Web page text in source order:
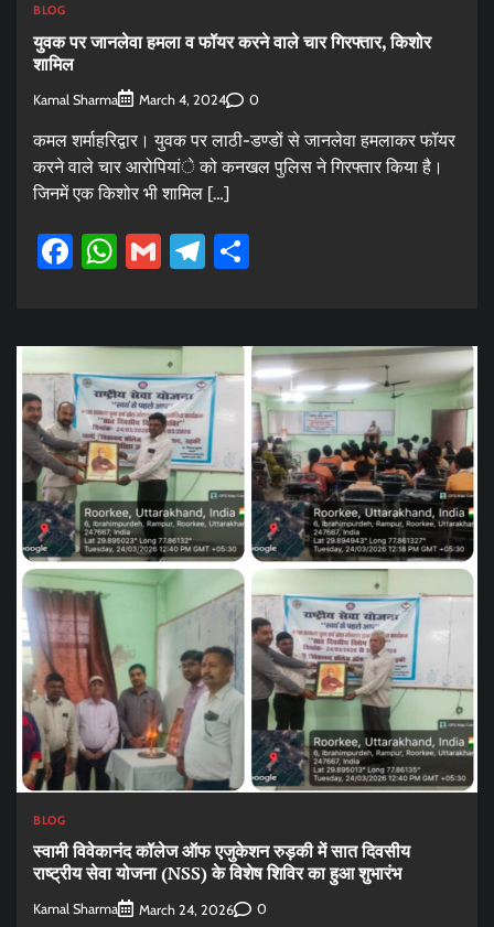
BLOG
युवक पर जानलेवा हमला व फॉयर करने वाले चार गिरफ्तार, किशोर
शामिल
Kamal Sharma March 4, 2024 0
कमल शर्माहरिद्वार। युवक पर लाठी-डण्डों से जानलेवा हमलाकर फॉयर
करने वाले चार आरोपियांे को कनखल पुलिस ने गिरफ्तार किया है।
जिनमें एक किशोर भी शामिल […]
Facebook
WhatsApp
GmailTelegram
BLOG
स्वामी विवेकानंद कॉलेज ऑफ एजुकेशन रुड़की में सात दिवसीय
राष्ट्रीय सेवा योजना (NSS) के विशेष शिविर का हुआ शुभारंभ
Kamal Sharma March 24, 2026 0